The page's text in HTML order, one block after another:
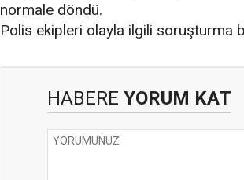
normale döndü.
Polis ekipleri olayla ilgili soruşturma
HABERE YORUM KAT